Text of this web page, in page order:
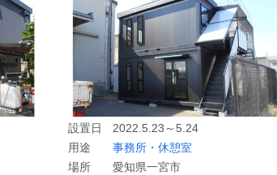
設置日
2022.5.23～5.24
用途
事務所・休憩室
場所
愛知県一宮市